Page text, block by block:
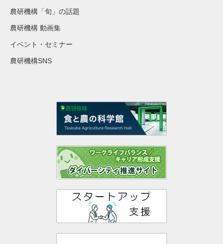
農研機構「旬」の話題
農研機構 動画集
イベント・セミナー
農研機構SNS